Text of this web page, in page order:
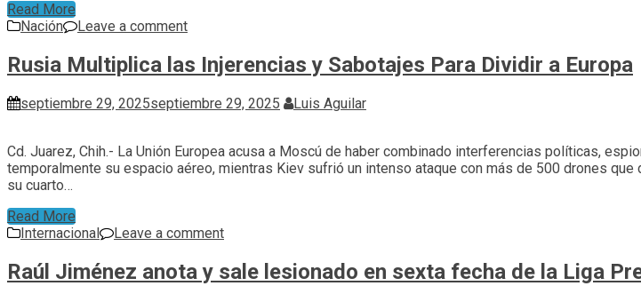
Read More
Nación
Leave a comment
Rusia Multiplica las Injerencias y Sabotajes Para Dividir a Europa
septiembre 29, 2025septiembre 29, 2025 Luis Aguilar
Cd. Juarez, Chih.- La Unión Europea acusa a Moscú de haber combinado interferencias políticas,
temporalmente su espacio aéreo, mientras Kiev sufrió un intenso ataque con más de 500 drones
su cuarto…
Read More
Internacional
Leave a comment
Raúl Jiménez anota y sale lesionado en sexta fecha de la Liga